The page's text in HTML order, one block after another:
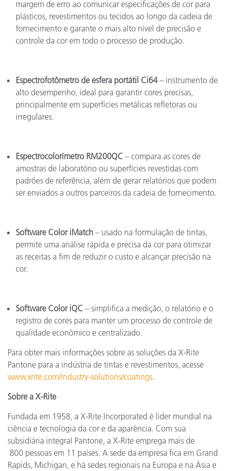
margem de erro ao comunicar especificações de cor para
plásticos, revestimentos ou tecidos ao longo da cadeia de
fornecimento e garante o mais alto nível de precisão e
controle da cor em todo o processo de produção.
Espectrofotômetro de esfera portátil Ci64 – instrumento de
alto desempenho, ideal para garantir cores precisas,
principalmente em superfícies metálicas refletoras ou
irregulares.
Espectrocolorímetro RM200QC – compara as cores de
amostras de laboratório ou superfícies revestidas com
padrões de referência, além de gerar relatórios que podem
ser enviados a outros parceiros da cadeia de fornecimento.
Software Color iMatch – usado na formulação de tintas,
permite uma análise rápida e precisa da cor para otimizar
as receitas a fim de reduzir o custo e alcançar precisão na
cor.
Software Color iQC – simplifica a medição, o relatório e o
registro de cores para manter um processo de controle de
qualidade econômico e centralizado.
Para obter mais informações sobre as soluções da X-Rite
Pantone para a indústria de tintas e revestimentos, acesse
www.xrite.com/industry-solutions/coatings.
Sobre a X-Rite
Fundada em 1958, a X-Rite Incorporated é líder mundial na
ciência e tecnologia da cor e da aparência. Com sua
subsidiária integral Pantone, a X-Rite emprega mais de
800 pessoas em 11 países. A sede da empresa fica em Grand
Rapids, Michigan, e há sedes regionais na Europa e na Ásia e